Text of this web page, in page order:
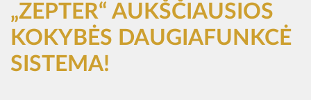
„ZEPTER“ AUKŠČIAUSIOS
KOKYBĖS DAUGIAFUNKCĖ
SISTEMA!